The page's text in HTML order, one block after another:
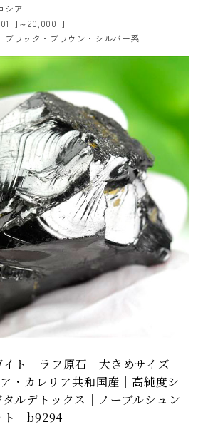
シア
円～20,000円
ブラック・ブラウン・シルバー系
イト ラフ原石 大きめサイズ
・カレリア共和国産｜高純度シ
ルデトックス｜ノーブルシュン
ト｜b9294